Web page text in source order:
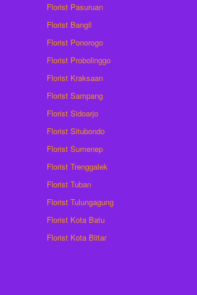
Florist Pasuruan
Florist Bangil
Florist Ponorogo
Florist Probolinggo
Florist Kraksaan
Florist Sampang
Florist Sidoarjo
Florist Situbondo
Florist Sumenep
Florist Trenggalek
Florist Tuban
Florist Tulungagung
Florist Kota Batu
Florist Kota Blitar